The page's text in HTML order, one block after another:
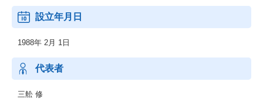
ネットワーク、セキュリティ、データセンター、コンタクトセン
ビスの提供。
設立年月日
1988年 2月 1日
代表者
三舩 修